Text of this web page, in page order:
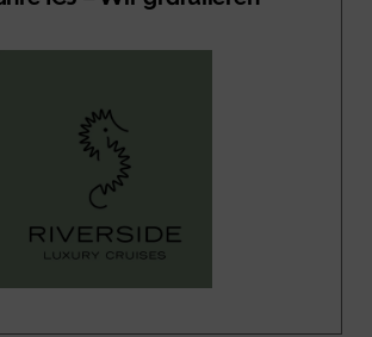
ICJ – Wir gratulieren